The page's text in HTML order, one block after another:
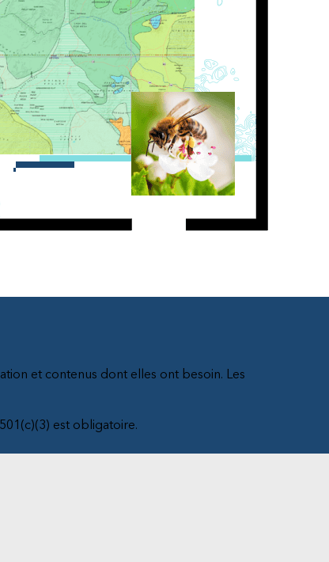
Découvrir ArcGIS Pro
Explorer ce cours
Lire le récit
et contenus dont elles ont besoin. Les
est obligatoire.